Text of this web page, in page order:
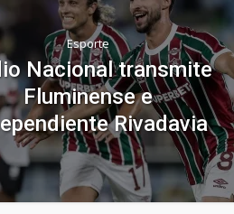
Esporte
Nacional transmite
Fluminense e
Rivadavia